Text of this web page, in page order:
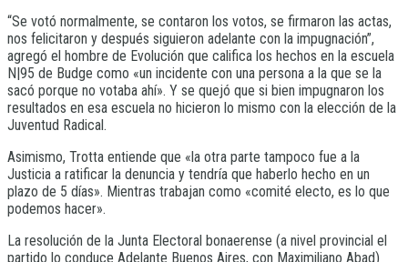
“Se votó normalmente, se contaron los votos, se firmaron las actas,
nos felicitaron y después siguieron adelante con la impugnación”,
agregó el hombre de Evolución que califica los hechos en la escuela
N|95 de Budge como «un incidente con una persona a la que se la
sacó porque no votaba ahí». Y se quejó que si bien impugnaron los
resultados en esa escuela no hicieron lo mismo con la elección de la
Juventud Radical.
Asimismo, Trotta entiende que «la otra parte tampoco fue a la
Justicia a ratificar la denuncia y tendría que haberlo hecho en un
plazo de 5 días». Mientras trabajan como «comité electo, es lo que
podemos hacer».
La resolución de la Junta Electoral bonaerense (a nivel provincial el
partido lo conduce Adelante Buenos Aires, con Maximiliano Abad)